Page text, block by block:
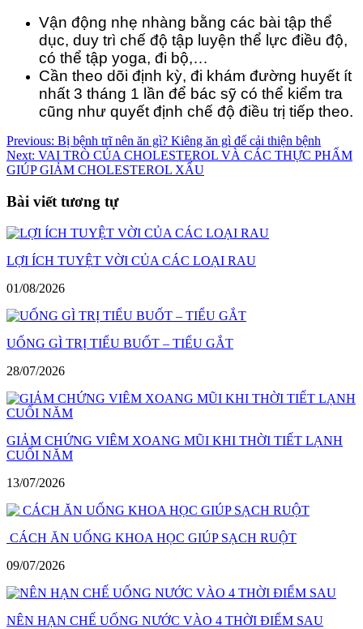
Vận động nhẹ nhàng bằng các bài tập thể
dục, duy trì chế độ tập luyện thể lực điều độ,
có thể tập yoga, đi bộ,…
Cần theo dõi định kỳ, đi khám đường huyết ít
nhất 3 tháng 1 lần để bác sỹ có thể kiểm tra
cũng như quyết định chế độ điều trị tiếp theo.
Điều
hướng
viết
Previous: Bị bệnh trĩ nên ăn gì? Kiêng ăn gì để cải thiện bệnh
Next: VAI TRÒ CỦA CHOLESTEROL VÀ CÁC THỰC PHẨM
GIÚP GIẢM CHOLESTEROL XẤU
Bài viết tương tự
LỢI ÍCH TUYỆT VỜI CỦA CÁC LOẠI RAU
01/08/2026
UỐNG GÌ TRỊ TIỂU BUỐT – TIỂU GẮT
28/07/2026
GIẢM CHỨNG VIÊM XOANG MŨI KHI THỜI TIẾT LẠNH
CUỐI NĂM
13/07/2026
CÁCH ĂN UỐNG KHOA HỌC GIÚP SẠCH RUỘT
09/07/2026
NÊN HẠN CHẾ UỐNG NƯỚC VÀO 4 THỜI ĐIỂM SAU